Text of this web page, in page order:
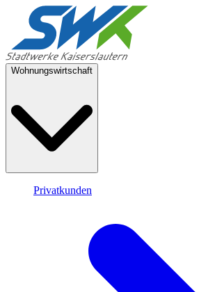
Wohnungswirtschaft
Privatkunden